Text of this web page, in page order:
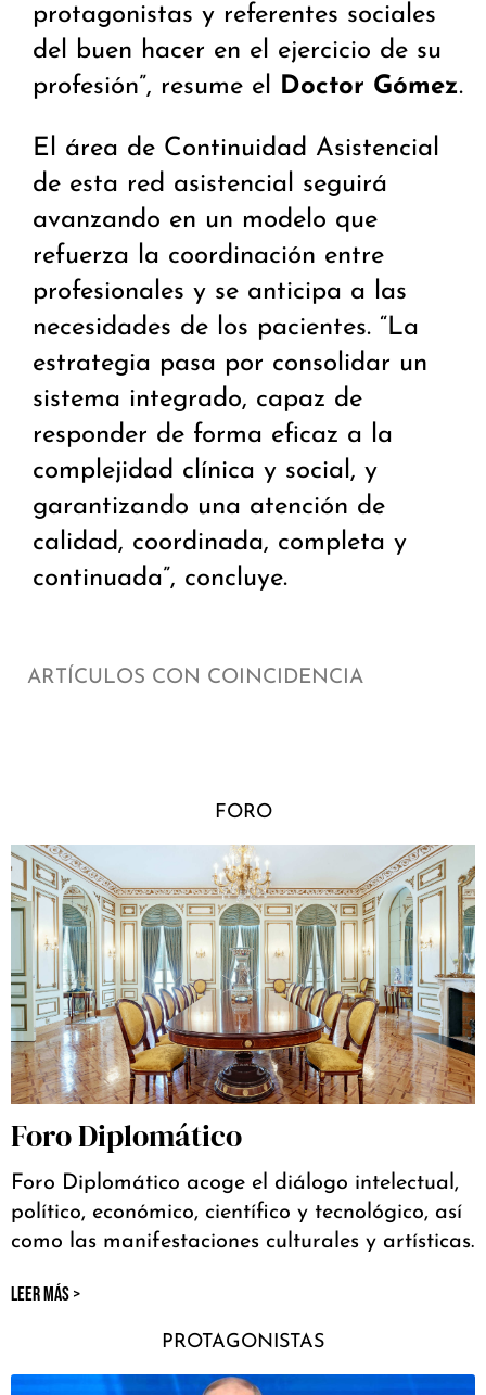
protagonistas y referentes sociales
del buen hacer en el ejercicio de su
profesión”, resume el Doctor Gómez.
El área de Continuidad Asistencial
de esta red asistencial seguirá
avanzando en un modelo que
refuerza la coordinación entre
profesionales y se anticipa a las
necesidades de los pacientes. “La
estrategia pasa por consolidar un
sistema integrado, capaz de
responder de forma eficaz a la
complejidad clínica y social, y
garantizando una atención de
calidad, coordinada, completa y
continuada”, concluye.
ARTÍCULOS CON COINCIDENCIA
FORO
Foro Diplomático
Foro Diplomático acoge el diálogo intelectual,
político, económico, científico y tecnológico, así
como las manifestaciones culturales y artísticas.
LEER MÁS >
PROTAGONISTAS